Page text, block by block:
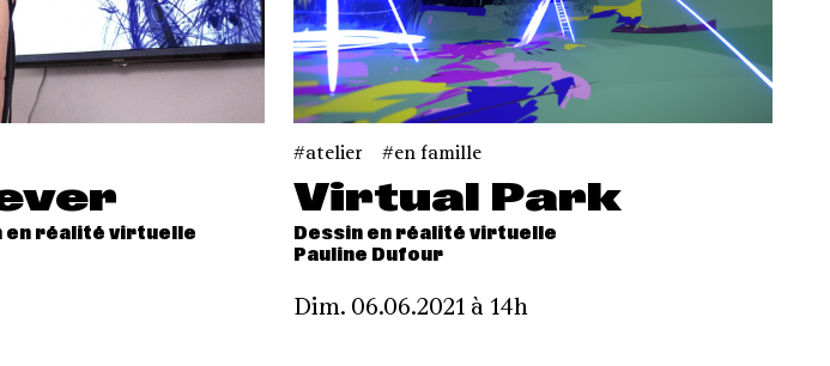
en réalité virtuelle
atelier en famille
Virtual Park
Dessin en réalité virtuelle
Pauline Dufour
Dim. 06.06.2021 à 14h